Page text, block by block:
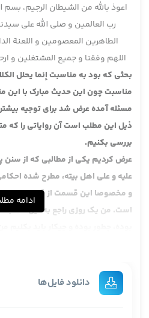
اعوذ بالله من الشیطان الرجیم، بسم
رب العالمین و صلی الله علی
الطاهرین المعصومین و اللعنة
اللهم وفقنا و جمیع المشتغلین و
بحثی که بود به مناسبت إنما یحلل
مناسبت چون این حدیث مبارک با این
مسئله آمده عرض شد برای توجیه
ذیل این مطلب است آن روایاتی را
بررسی بکنیم.
عرض کردیم یکی از مطالبی که از سنن
علیه و علی اهل بیته، مطرح شده
و مخصوصا این قسمت از قول پیغمبر
است. من یک روزی راجع به این مطلب
بشویم، من که تکرار می کنم، آشنا
دنیای اسلام، این چجوری پیدا شد و
ادامه
دانلود فایل‌ها